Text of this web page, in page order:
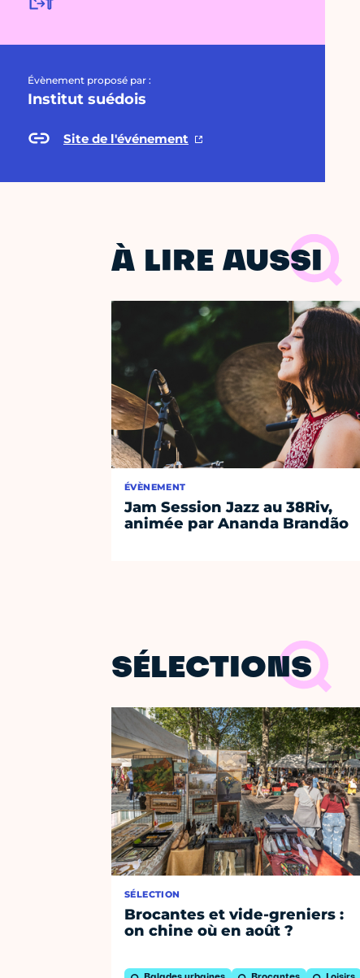
Évènement proposé par :
Institut suédois
Site de l'événement
À LIRE AUSSI
ÉVÈNEMENT
Jam Session Jazz au 38Riv,
animée par Ananda Brandão
SÉLECTIONS
SÉLECTION
Brocantes et vide-greniers :
on chine où en août ?